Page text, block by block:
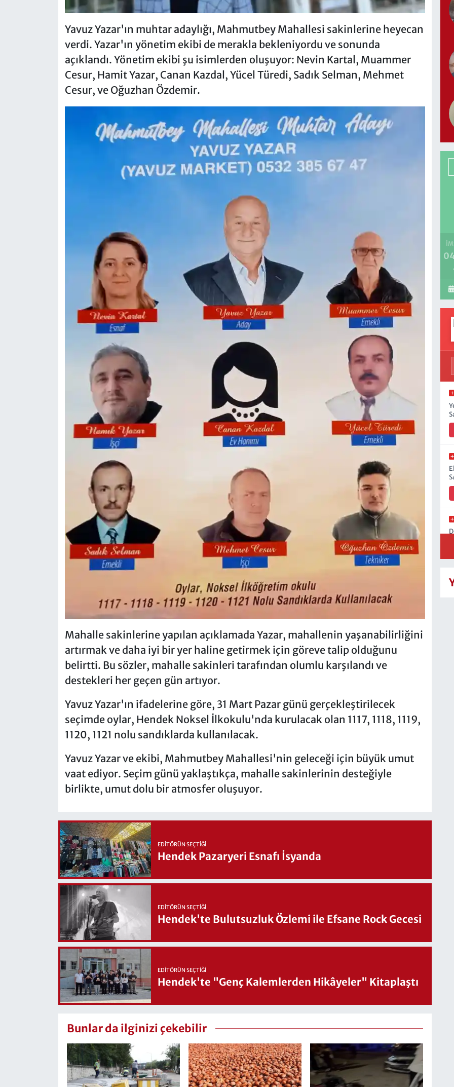
Yavuz Yazar'ın muhtar adaylığı, Mahmutbey Mahallesi sakinlerine heyecan
verdi. Yazar'ın yönetim ekibi de merakla bekleniyordu ve sonunda
açıklandı. Yönetim ekibi şu isimlerden oluşuyor: Nevin Kartal, Muammer
Cesur, Hamit Yazar, Canan Kazdal, Yücel Türedi, Sadık Selman, Mehmet
Cesur, ve Oğuzhan Özdemir.
Mahalle sakinlerine yapılan açıklamada Yazar, mahallenin yaşanabilirliğini
artırmak ve daha iyi bir yer haline getirmek için göreve talip olduğunu
belirtti. Bu sözler, mahalle sakinleri tarafından olumlu karşılandı ve
destekleri her geçen gün artıyor.
Yavuz Yazar'ın ifadelerine göre, 31 Mart Pazar günü gerçekleştirilecek
seçimde oylar, Hendek Noksel İlkokulu'nda kurulacak olan 1117, 1118, 1119,
1120, 1121 nolu sandıklarda kullanılacak.
Yavuz Yazar ve ekibi, Mahmutbey Mahallesi'nin geleceği için büyük umut
vaat ediyor. Seçim günü yaklaştıkça, mahalle sakinlerinin desteğiyle
birlikte, umut dolu bir atmosfer oluşuyor.
EDITÖRÜN SEÇTIĞI
Hendek Pazaryeri Esnafı İsyanda
EDITÖRÜN SEÇTIĞI
Hendek'te Bulutsuzluk Özlemi ile Efsane Rock Gecesi
EDITÖRÜN SEÇTIĞI
Hendek'te "Genç Kalemlerden Hikâyeler" Kitaplaştı
Bunlar da ilginizi çekebilir